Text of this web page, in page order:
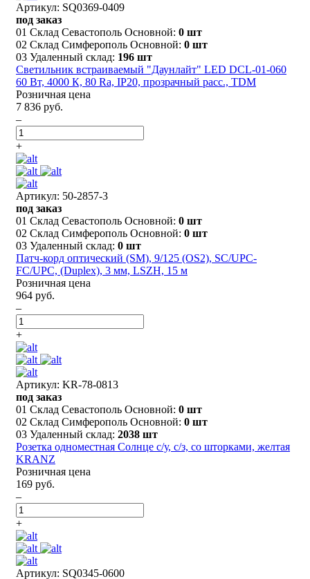
Артикул: SQ0369-0409
под заказ
01 Склад Севастополь Основной: 0 шт
02 Склад Симферополь Основной: 0 шт
03 Удаленный склад: 196 шт
Светильник встраиваемый "Даунлайт" LED DCL-01-060
60 Вт, 4000 К, 80 Ra, IP20, прозрачный расс., TDM
Розничная цена
7 836 руб.
–
+
Артикул: 50-2857-3
под заказ
01 Склад Севастополь Основной: 0 шт
02 Склад Симферополь Основной: 0 шт
03 Удаленный склад: 0 шт
Патч-корд оптический (SM), 9/125 (OS2), SC/UPC-
FC/UPC, (Duplex), 3 мм, LSZH, 15 м
Розничная цена
964 руб.
–
+
Артикул: KR-78-0813
под заказ
01 Склад Севастополь Основной: 0 шт
02 Склад Симферополь Основной: 0 шт
03 Удаленный склад: 2038 шт
Розетка одноместная Солнце с/у, с/з, со шторками, желтая
KRANZ
Розничная цена
169 руб.
–
+
Артикул: SQ0345-0600